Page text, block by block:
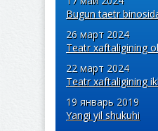
26 март 2024
Teatr xaftaligining
22 март 2024
Teatr xaftaligining
19 январь 2019
Yangi yil shukuhi